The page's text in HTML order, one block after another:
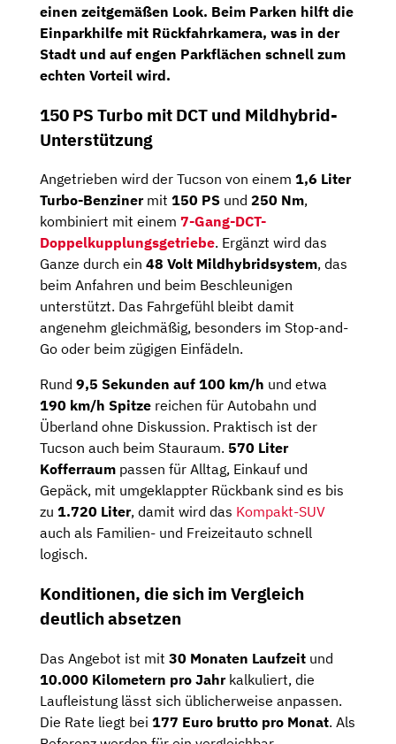
einen zeitgemäßen Look. Beim Parken hilft die
Einparkhilfe mit Rückfahrkamera, was in der
Stadt und auf engen Parkflächen schnell zum
echten Vorteil wird.
150 PS Turbo mit DCT und Mildhybrid-
Unterstützung
Angetrieben wird der Tucson von einem 1,6 Liter
Turbo-Benzinermit 150 PS und 250 Nm,
kombiniert mit einem 7-Gang-DCT-
Doppelkupplungsgetriebe. Ergänzt wird das
Ganze durch ein 48 Volt Mildhybridsystem, das
beim Anfahren und beim Beschleunigen
unterstützt. Das Fahrgefühl bleibt damit
angenehm gleichmäßig, besonders im Stop-and-
Go oder beim zügigen Einfädeln.
Rund 9,5 Sekunden auf 100 km/h und etwa
190 km/h Spitze reichen für Autobahn und
Überland ohne Diskussion. Praktisch ist der
Tucson auch beim Stauraum. 570 Liter
Kofferraum passen für Alltag, Einkauf und
Gepäck, mit umgeklappter Rückbank sind es bis
zu 1.720 Liter, damit wird das Kompakt-SUV
auch als Familien- und Freizeitauto schnell
logisch.
Konditionen, die sich im Vergleich
deutlich absetzen
Das Angebot ist mit 30 Monaten Laufzeit und
10.000 Kilometern pro Jahrkalkuliert, die
Laufleistung lässt sich üblicherweise anpassen.
Die Rate liegt bei 177 Euro brutto pro Monat. Als